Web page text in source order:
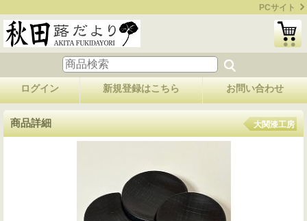
PCサイト
ログイン 新規登録はこちら お問い合わせ
商品詳細 大関漆工房